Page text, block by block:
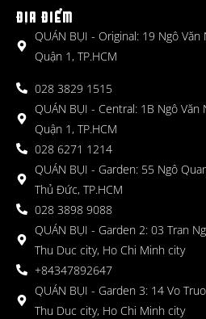
ĐỊA ĐIỂM
QUÁN BỤI - Original: 19 Ngô Văn
Quận 1, TP.HCM
028 3829 1515
QUÁN BỤI - Central: 1B Ngô Văn
Quận 1, TP.HCM
028 6271 1214
QUÁN BỤI - Garden: 55 Ngô
Thủ Đức, TP.HCM
028 3898 9088
QUÁN BỤI - Garden 2: 03 Tran
Thu Duc city, Ho Chi Minh city
+84347892647
QUÁN BỤI - Garden 3: 14 Vo
Thu Duc city, Ho Chi Minh city